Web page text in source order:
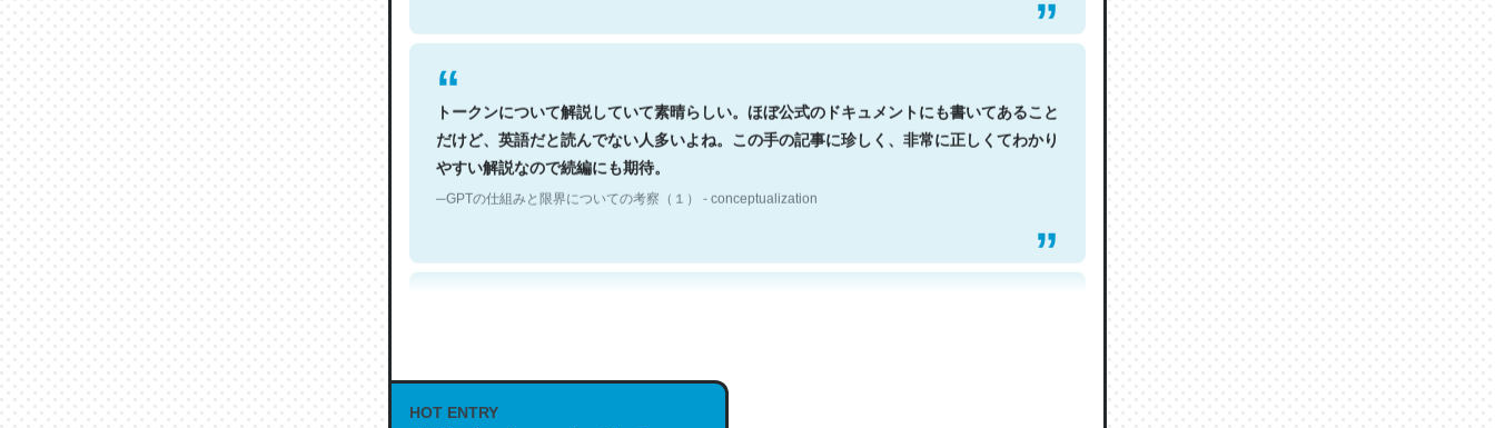
トークンについて解説していて素晴らしい。ほぼ公式のドキュメントにも書いてあること
だけど、英語だと読んでない人多いよね。この手の記事に珍しく、非常に正しくてわかり
やすい解説なので続編にも期待。
─GPTの仕組みと限界についての考察（１） - conceptualization
─GPTの仕組みと限界についての考察（１） - conceptualization
HOT ENTRY